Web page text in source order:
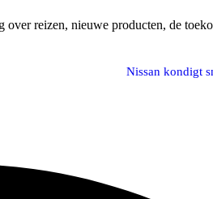
over reizen, nieuwe producten, de
Nissan kondigt